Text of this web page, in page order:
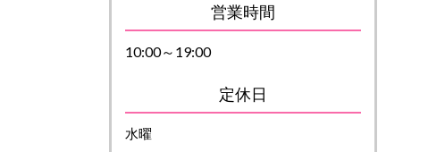
営業時間
10:00～19:00
定休日
水曜